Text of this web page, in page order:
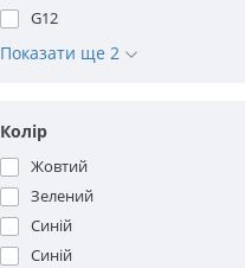
G12
Показати ще 2
Колір
Жовтий
Зелений
Синій
Синій